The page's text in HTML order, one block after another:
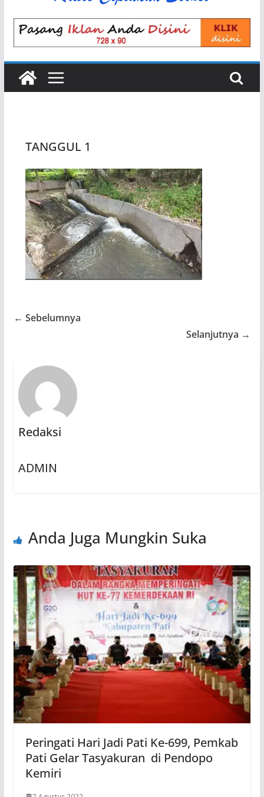
TANGGUL 1
← Sebelumnya
Selanjutnya →
Redaksi
ADMIN
Anda Juga Mungkin Suka
Peringati Hari Jadi Pati Ke-699, Pemkab
Pati Gelar Tasyakuran di Pendopo
Kemiri